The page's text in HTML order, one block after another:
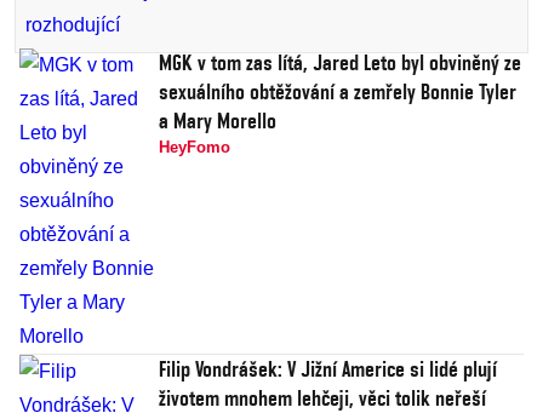
MGK v tom zas lítá, Jared Leto byl obviněný ze
sexuálního obtěžování a zemřely Bonnie Tyler
a Mary Morello
HeyFomo
Filip Vondrášek: V Jižní Americe si lidé plují
životem mnohem lehčeji, věci tolik neřeší